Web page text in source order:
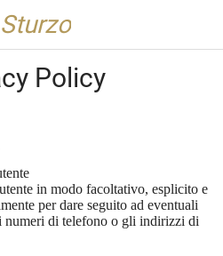
Policy
in modo facoltativo, esplicito e
per dare seguito ad eventuali
numeri di telefono o gli indirizzi di